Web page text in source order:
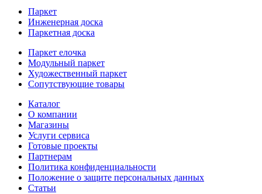
Паркет
Инженерная доска
Паркетная доска
Паркет елочка
Модульный паркет
Художественный паркет
Сопутствующие товары
Каталог
О компании
Магазины
Услуги сервиса
Готовые проекты
Партнерам
Политика конфиденциальности
Положение о защите персональных данных
Статьи